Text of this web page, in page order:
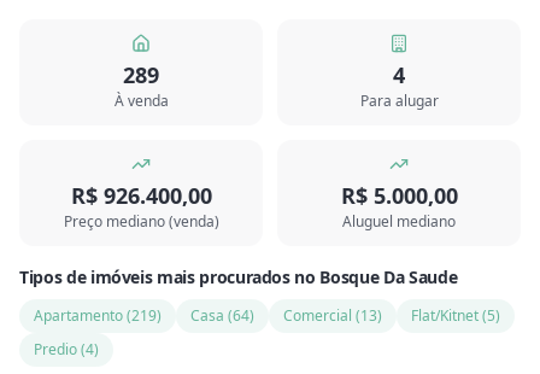
289
À venda
4
Para alugar
R$ 926.400,00
Preço mediano (venda)
R$ 5.000,00
Aluguel mediano
Tipos de imóveis mais procurados no Bosque Da Saude
Apartamento(219) Casa (64) Comercial (13) Flat/Kitnet(5)
Predio(4)